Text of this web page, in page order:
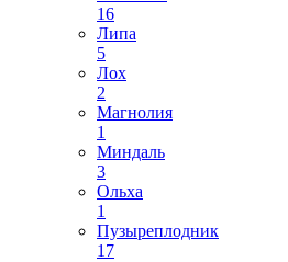
16
Липа
5
Лох
2
Магнолия
1
Миндаль
3
Ольха
1
Пузыреплодник
17